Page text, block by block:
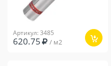
Артикул: 3485
620.75 / м2